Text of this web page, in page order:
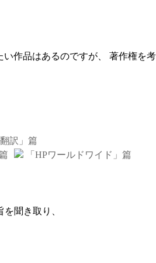
作品はあるのですが、 著作権を
訳」篇
「HPワールドワイド」篇
聞き取り、